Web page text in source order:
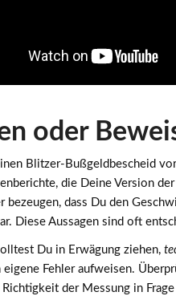
oder
Blitzer-Bußgeldbescheid
, die Deine Version
bezeugen, dass Du den
Diese Aussagen sind oft
Du in Erwägung ziehen,
eigene Fehler aufweisen.
der Messung in